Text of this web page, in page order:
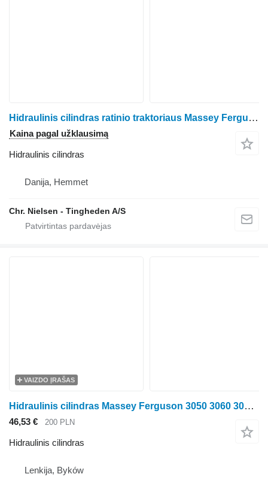
Hidraulinis cilindras ratinio traktoriaus Massey Ferguson 3060
Kaina pagal užklausimą
Hidraulinis cilindras
Danija, Hemmet
Chr. Nielsen - Tingheden A/S
VAIZDO ĮRAŠAS
Hidraulinis cilindras Massey Ferguson 3050 3060 3070 parts, ersatzteile, pieces ratinio traktoriaus Massey Ferguson 3050 3060 3070
46,53 € 200 PLN
Hidraulinis cilindras
Lenkija, Byków